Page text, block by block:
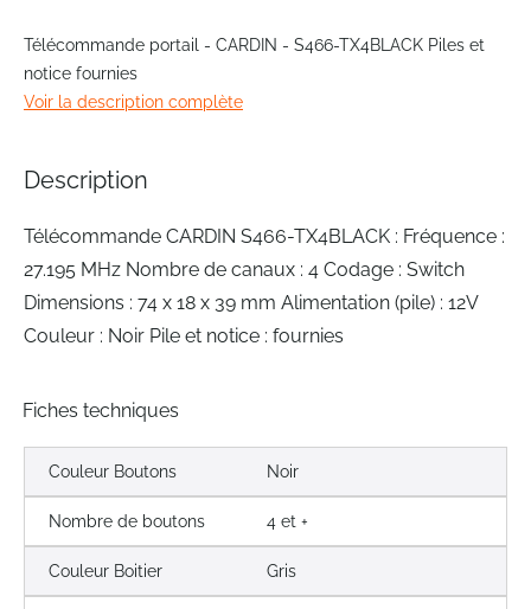
to
the
of
gallery
Télécommande portail - CARDIN - S466-TX4BLACK Piles et
notice fournies
Voir la description complète
Description
Télécommande CARDIN S466-TX4BLACK : Fréquence :
27.195 MHz Nombre de canaux : 4 Codage : Switch
Dimensions : 74 x 18 x 39 mm Alimentation (pile) : 12V
Couleur : Noir Pile et notice : fournies
Fiches techniques
Couleur Boutons Noir
Nombre de boutons 4 et +
Couleur Boitier Gris